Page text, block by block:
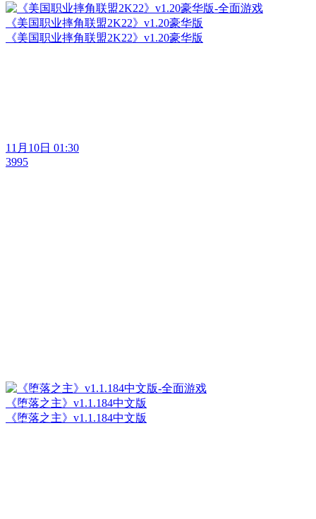
《美国职业摔角联盟2K22》v1.20豪华版
《美国职业摔角联盟2K22》v1.20豪华版
11月10日 01:30
3995
《堕落之主》v1.1.184中文版
《堕落之主》v1.1.184中文版